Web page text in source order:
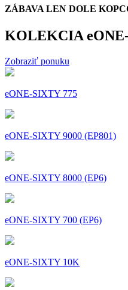
ZÁBAVA LEN DOLE
KOLEKCIA
Zobraziť ponuku
eONE-SIXTY 775
eONE-SIXTY 9000 (EP801)
eONE-SIXTY 8000 (EP6)
eONE-SIXTY 700 (EP6)
eONE-SIXTY 10K